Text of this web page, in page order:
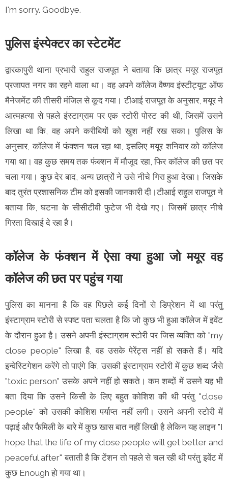
I'm sorry. Goodbye.
पुलिस इंस्पेक्टर का स्टेटमेंट
द्वारकापुरी थाना प्रभारी राहुल राजपूत ने बताया कि छात्र मयूर राजपूत
प्रजापत नगर का रहने वाला था। वह अपने कॉलेज वैष्णव इंस्टीट्यूट ऑफ
मैनेजमेंट की तीसरी मंजिल से कूद गया। टीआई राजपूत के अनुसार, मयूर ने
आत्महत्या से पहले इंस्टाग्राम पर एक स्टोरी पोस्ट की थी, जिसमें उसने
लिखा था कि, वह अपने करीबियों को खुश नहीं रख सका। पुलिस के
अनुसार, कॉलेज में फंक्शन चल रहा था, इसलिए मयूर शनिवार को कॉलेज
गया था। वह कुछ समय तक फंक्शन में मौजूद रहा, फिर कॉलेज की छत पर
चला गया। कुछ देर बाद, अन्य छात्रों ने उसे नीचे गिरा हुआ देखा। जिसके
बाद तुरंत प्रशासनिक टीम को इसकी जानकारी दी।टीआई राहुल राजपूत ने
बताया कि, घटना के सीसीटीवी फुटेज भी देखे गए। जिसमें छात्र नीचे
गिरता दिखाई दे रहा है।
कॉलेज के फंक्शन में ऐसा क्या हुआ जो मयूर वह
कॉलेज की छत पर पहुंच गया
पुलिस का मानना है कि वह पिछले कई दिनों से डिप्रेशन में था परंतु
इंस्टाग्राम स्टोरी से स्पष्ट पता चलता है कि जो कुछ भी हुआ कॉलेज में इवेंट
के दौरान हुआ है। उसने अपनी इंस्टाग्राम स्टोरी पर जिस व्यक्ति को "my
close people" लिखा है, वह उसके पेरेंट्स नहीं हो सकते हैं। यदि
इन्वेस्टिगेशन करेंगे तो पाएंगे कि, उसकी इंस्टाग्राम स्टोरी में कुछ शब्द जैसे
"toxic person" उसके अपने नहीं हो सकते। कम शब्दों में उसने यह भी
बता दिया कि उसने किसी के लिए बहुत कोशिश की थी परंतु "close
people" को उसकी कोशिश पर्याप्त नहीं लगी। उसने अपनी स्टोरी में
पढ़ाई और फैमिली के बारे में कुछ खास बात नहीं लिखी है लेकिन यह लाइन "I
hope that the life of my close people will get better and
peaceful after" बताती है कि टेंशन तो पहले से चल रही थी परंतु इवेंट में
कुछ Enough हो गया था।